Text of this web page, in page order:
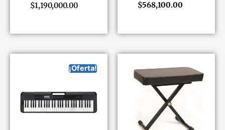
$1,190,000.00
$568,100.00
¡Oferta!